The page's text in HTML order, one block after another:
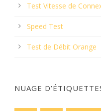
Test Vitesse de
Speed Test
Test de Débit Orange
NUAGE